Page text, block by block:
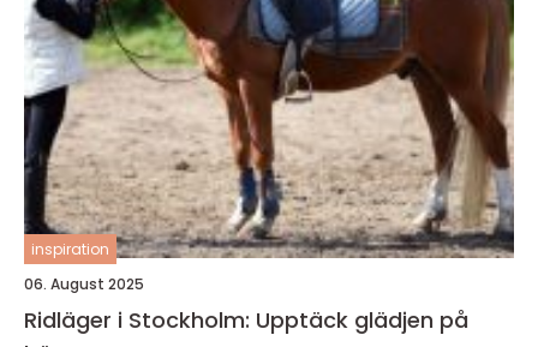
inspiration
06. August 2025
Ridläger i Stockholm: Upptäck glädjen på